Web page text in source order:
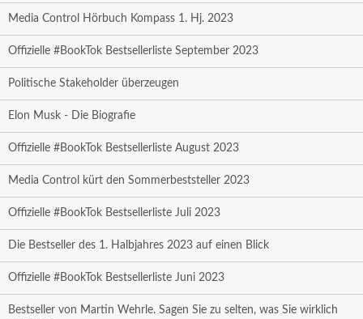
Media Control Hörbuch Kompass 1. Hj. 2023
Offizielle #BookTok Bestsellerliste September 2023
Politische Stakeholder überzeugen
Elon Musk - Die Biografie
Offizielle #BookTok Bestsellerliste August 2023
Media Control kürt den Sommerbeststeller 2023
Offizielle #BookTok Bestsellerliste Juli 2023
Die Bestseller des 1. Halbjahres 2023 auf einen Blick
Offizielle #BookTok Bestsellerliste Juni 2023
Bestseller von Martin Wehrle. Sagen Sie zu selten, was Sie wirklich